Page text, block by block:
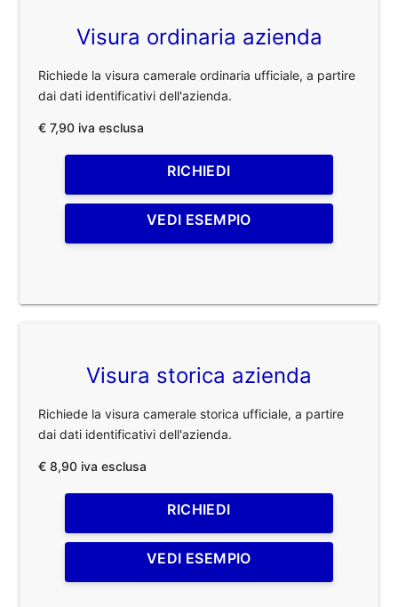
Visura ordinaria azienda
Richiede la visura camerale ordinaria ufficiale, a partire
dai dati identificativi dell'azienda.
€ 7,90 iva esclusa
RICHIEDI
VEDI ESEMPIO
Visura storica azienda
Richiede la visura camerale storica ufficiale, a partire
dai dati identificativi dell'azienda.
€ 8,90 iva esclusa
RICHIEDI
VEDI ESEMPIO